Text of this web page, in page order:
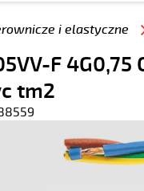
i elastyczne
F
tm2